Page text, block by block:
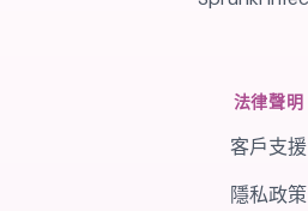
法律聲明
客戶支援
隱私政策